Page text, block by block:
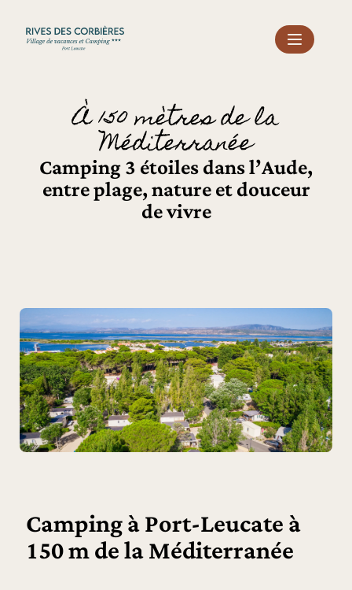
À 150 mètres de la
Méditerranée
Camping 3 étoiles dans l’Aude,
entre plage, nature et douceur
de vivre
Camping à Port-Leucate à
150 m de la Méditerranée